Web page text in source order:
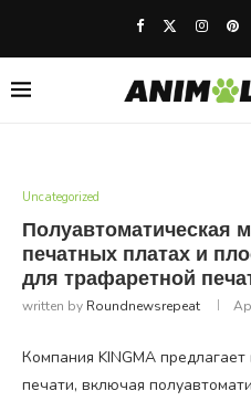
Uncategorized
Полуавтоматическая
печатных платах и
для трафаретной
written by Roundnewsrepeat
Компания KINGMA
печати, включая